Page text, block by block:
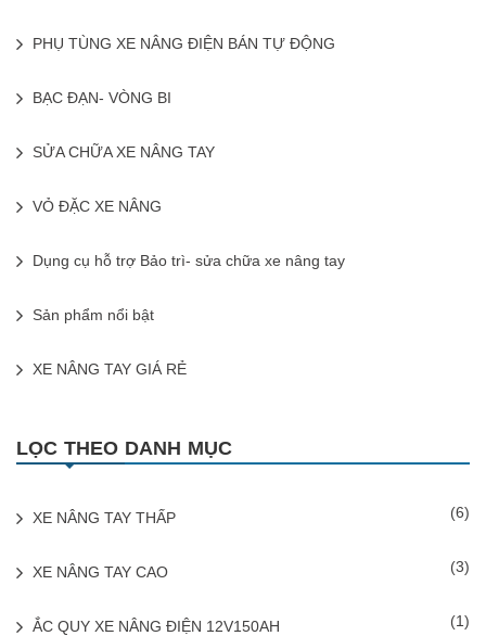
PHỤ TÙNG XE NÂNG ĐIỆN BÁN TỰ ĐỘNG
BẠC ĐẠN- VÒNG BI
SỬA CHỮA XE NÂNG TAY
VỎ ĐẶC XE NÂNG
Dụng cụ hỗ trợ Bảo trì- sửa chữa xe nâng tay
Sản phẩm nổi bật
XE NÂNG TAY GIÁ RẺ
LỌC THEO DANH MỤC
XE NÂNG TAY THẤP (6)
XE NÂNG TAY CAO (3)
ẮC QUY XE NÂNG ĐIỆN 12V150AH (1)